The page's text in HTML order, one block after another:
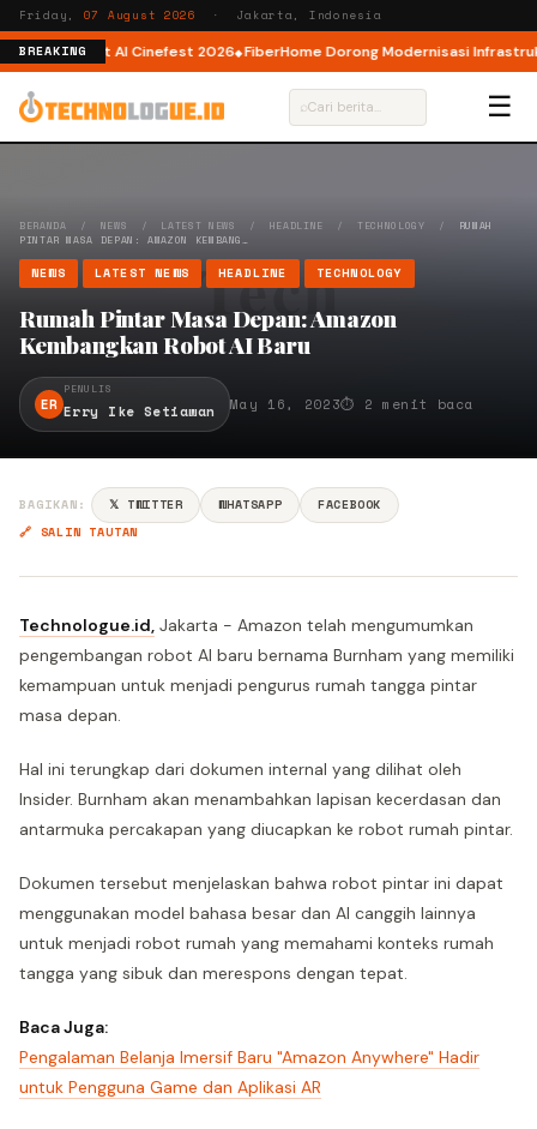
Friday, 07 August 2026 · Jakarta, Indonesia
BREAKING
AI lewat AI Cinefest 2026 FiberHome Dorong Modernisasi
⌕ ☰
BERANDA / NEWS / LATEST NEWS / HEADLINE / TECHNOLOGY /
RUMAH
PINTAR MASA DEPAN: AMAZON KEMBANG…
NEWS LATEST NEWS HEADLINE TECHNOLOGY
Rumah Pintar Masa Depan: Amazon
Kembangkan Robot AI Baru
ER
PENULIS
Erry Ike Setiawan May 16, 2023⏱ 2 menit baca
BAGIKAN: 𝕏 TWITTER WHATSAPP
FACEBOOK
🔗 SALIN TAUTAN
Technologue.id, Jakarta - Amazon telah mengumumkan
pengembangan robot AI baru bernama Burnham yang memiliki
kemampuan untuk menjadi pengurus rumah tangga pintar
masa depan.
Hal ini terungkap dari dokumen internal yang dilihat oleh
Insider. Burnham akan menambahkan lapisan kecerdasan dan
antarmuka percakapan yang diucapkan ke robot rumah pintar.
Dokumen tersebut menjelaskan bahwa robot pintar ini dapat
menggunakan model bahasa besar dan AI canggih lainnya
untuk menjadi robot rumah yang memahami konteks rumah
tangga yang sibuk dan merespons dengan tepat.
Baca Juga:
Pengalaman Belanja Imersif Baru "Amazon Anywhere" Hadir
untuk Pengguna Game dan Aplikasi AR